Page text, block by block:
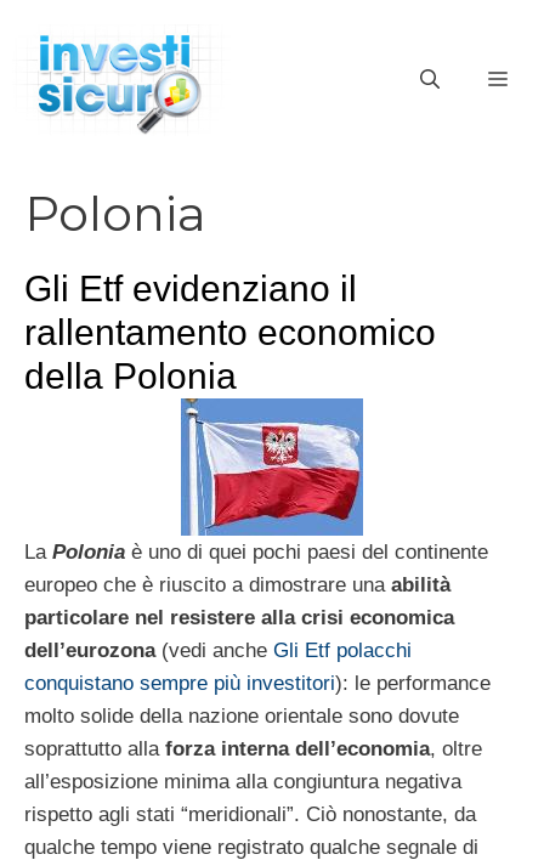
contenuto
Polonia
Gli Etf evidenziano il
rallentamento economico
della Polonia
La Polonia è uno di quei pochi paesi del continente
europeo che è riuscito a dimostrare una abilità
particolare nel resistere alla crisi economica
dell’eurozona(vedi anche Gli Etf polacchi
conquistano sempre più investitori): le performance
molto solide della nazione orientale sono dovute
soprattutto alla forza interna dell’economia, oltre
all’esposizione minima alla congiuntura negativa
rispetto agli stati “meridionali”. Ciò nonostante, da
qualche tempo viene registrato qualche segnale di